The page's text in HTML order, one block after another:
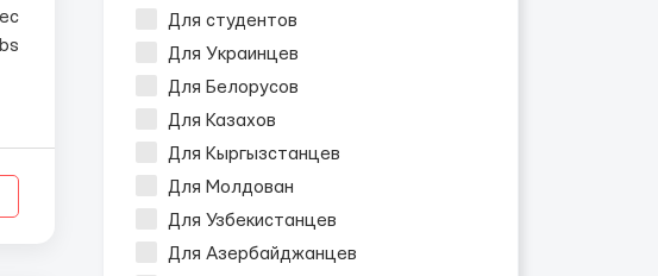
Для студентов
Для Украинцев
Для Белорусов
Для Казахов
Для Кыргызстанцев
Для Молдован
Для Узбекистанцев
Для Азербайджанцев